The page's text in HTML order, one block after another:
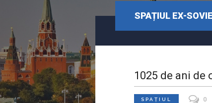
SPAȚIUL EX-
1025 de ani de
SPAȚIUL
0